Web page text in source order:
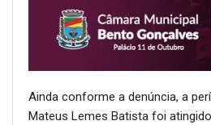
Ainda conforme a denúncia, a
Mateus Lemes Batista foi